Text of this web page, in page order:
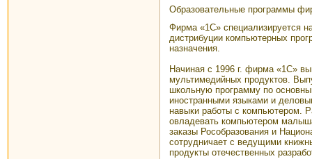
Образовательные программы
Фирма «1С» специализируется
дистрибуции компьютерных
назначения.
Начиная с 1996 г. фирма «1С»
мультимедийных продуктов.
школьную программу по
иностранными языками и
навыки работы с компьютером.
овладевать компьютером
заказы Рособразования и
сотрудничает с ведущими
продукты отечественных